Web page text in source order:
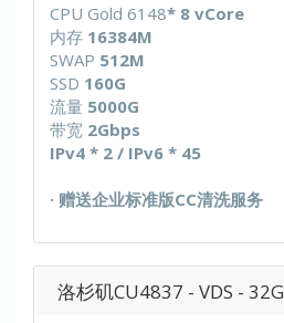
CPU Gold 6148* 8 vCore
内存 16384M
SWAP 512M
SSD 160G
流量 5000G
带宽 2Gbps
IPv4 * 2 / IPv6 * 45
· 赠送企业标准版CC清洗服务
洛杉矶CU4837 - VDS - 32G